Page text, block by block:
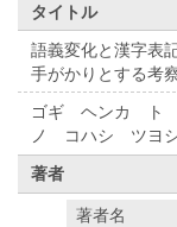
タイトル
語義変化と漢字表
手がかりとする考
ゴギ ヘンカ ト
ノ コハシ ツヨ
著者
著者名